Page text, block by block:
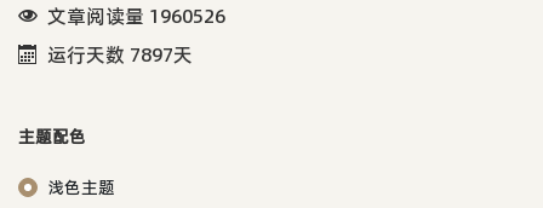
文章阅读量 1960526
运行天数 7897天
主题配色
浅色主题